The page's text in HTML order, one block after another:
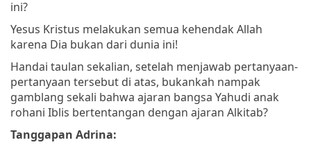
ini?
Yesus Kristus melakukan semua kehendak Allah
karena Dia bukan dari dunia ini!
Handai taulan sekalian, setelah menjawab pertanyaan-
pertanyaan tersebut di atas, bukankah nampak
gamblang sekali bahwa ajaran bangsa Yahudi anak
rohani Iblis bertentangan dengan ajaran Alkitab?
Tanggapan Adrina: